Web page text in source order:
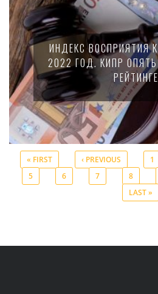
ИНДЕКС ВОСПРИЯТИЯ
2022 ГОД. КИПР
РЕЙТИНГЕ
Pages
« FIRST ‹ PREVIOUS 1
5
6 7 8
LAST »